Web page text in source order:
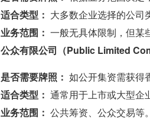
适合类型： 大多数企业选择的公司
业务范围： 一般无具体限制，但某
公众有限公司（Public Limited
是否需要牌照： 如公开集资需获得
适合类型： 通常用于上市或大型企
业务范围： 公共筹资、公众交易等